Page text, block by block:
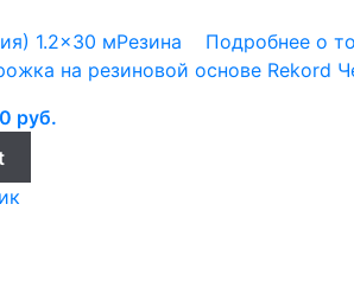
1.2x30 мРезина
Подробнее о
на резиновой основе Rekord
руб.